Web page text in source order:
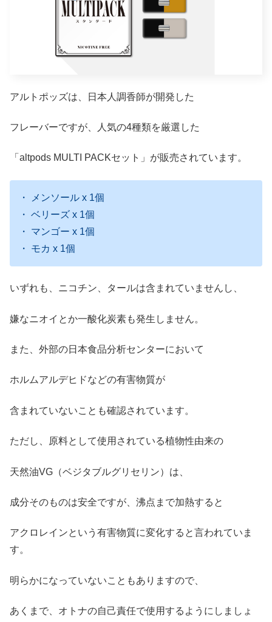
アルトポッズは、日本人調香師が開発した
フレーバーですが、人気の4種類を厳選した
「altpods MULTI PACKセット」が販売されています。
・ メンソール x 1個
・ ベリーズ x 1個
・ マンゴー x 1個
・ モカ x 1個
いずれも、ニコチン、タールは含まれていませんし、
嫌なニオイとか一酸化炭素も発生しません。
また、外部の日本食品分析センターにおいて
ホルムアルデヒドなどの有害物質が
含まれていないことも確認されています。
ただし、原料として使用されている植物性由来の
天然油VG（ベジタブルグリセリン）は、
成分そのものは安全ですが、沸点まで加熱すると
アクロレインという有害物質に変化すると言われていま
す。
明らかになっていないこともありますので、
あくまで、オトナの自己責任で使用するようにしましょ